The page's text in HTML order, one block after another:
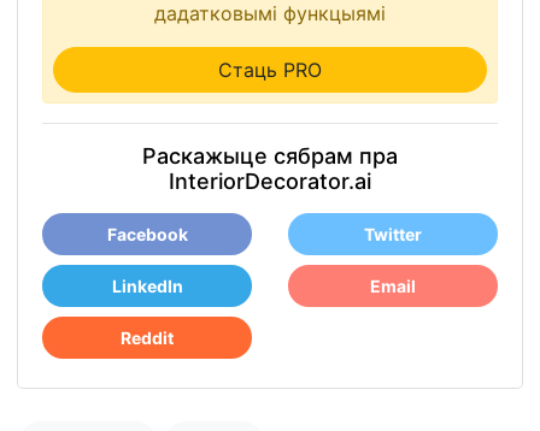
дадатковымі функцыямі
Стаць PRO
Раскажыце сябрам пра
InteriorDecorator.ai
Facebook Twitter
LinkedIn Email
Reddit